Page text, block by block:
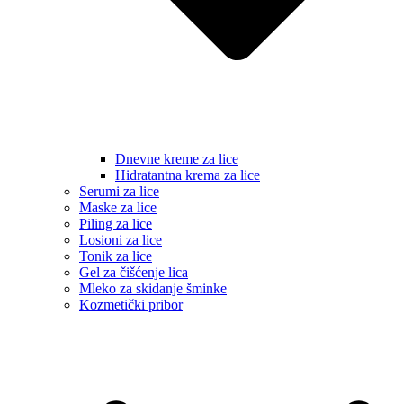
Dnevne kreme za lice
Hidratantna krema za lice
Serumi za lice
Maske za lice
Piling za lice
Losioni za lice
Tonik za lice
Gel za čišćenje lica
Mleko za skidanje šminke
Kozmetički pribor